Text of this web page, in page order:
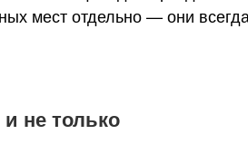
мест отдельно — они
не только